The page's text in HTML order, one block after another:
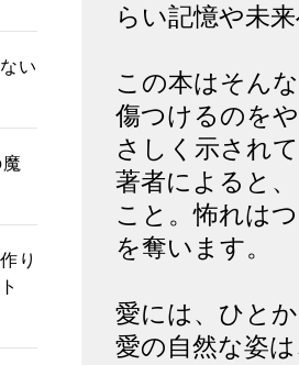
らい記憶や未
この本はそん
傷つけるのを
さしく示され
著者によると
こと。怖れは
を奪います。
愛には、ひと
愛の自然な姿
い
り